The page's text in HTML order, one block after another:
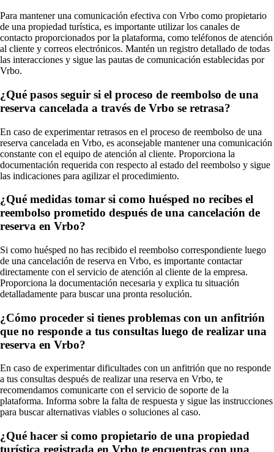
Para mantener una comunicación efectiva con Vrbo como propietario
de una propiedad turística, es importante utilizar los canales de
contacto proporcionados por la plataforma, como teléfonos de atención
al cliente y correos electrónicos. Mantén un registro detallado de todas
las interacciones y sigue las pautas de comunicación establecidas por
Vrbo.
¿Qué pasos seguir si el proceso de reembolso de una
reserva cancelada a través de Vrbo se retrasa?
En caso de experimentar retrasos en el proceso de reembolso de una
reserva cancelada en Vrbo, es aconsejable mantener una comunicación
constante con el equipo de atención al cliente. Proporciona la
documentación requerida con respecto al estado del reembolso y sigue
las indicaciones para agilizar el procedimiento.
¿Qué medidas tomar si como huésped no recibes el
reembolso prometido después de una cancelación de
reserva en Vrbo?
Si como huésped no has recibido el reembolso correspondiente luego
de una cancelación de reserva en Vrbo, es importante contactar
directamente con el servicio de atención al cliente de la empresa.
Proporciona la documentación necesaria y explica tu situación
detalladamente para buscar una pronta resolución.
¿Cómo proceder si tienes problemas con un anfitrión
que no responde a tus consultas luego de realizar una
reserva en Vrbo?
En caso de experimentar dificultades con un anfitrión que no responde
a tus consultas después de realizar una reserva en Vrbo, te
recomendamos comunicarte con el servicio de soporte de la
plataforma. Informa sobre la falta de respuesta y sigue las instrucciones
para buscar alternativas viables o soluciones al caso.
¿Qué hacer si como propietario de una propiedad
turística registrada en Vrbo te encuentras con una